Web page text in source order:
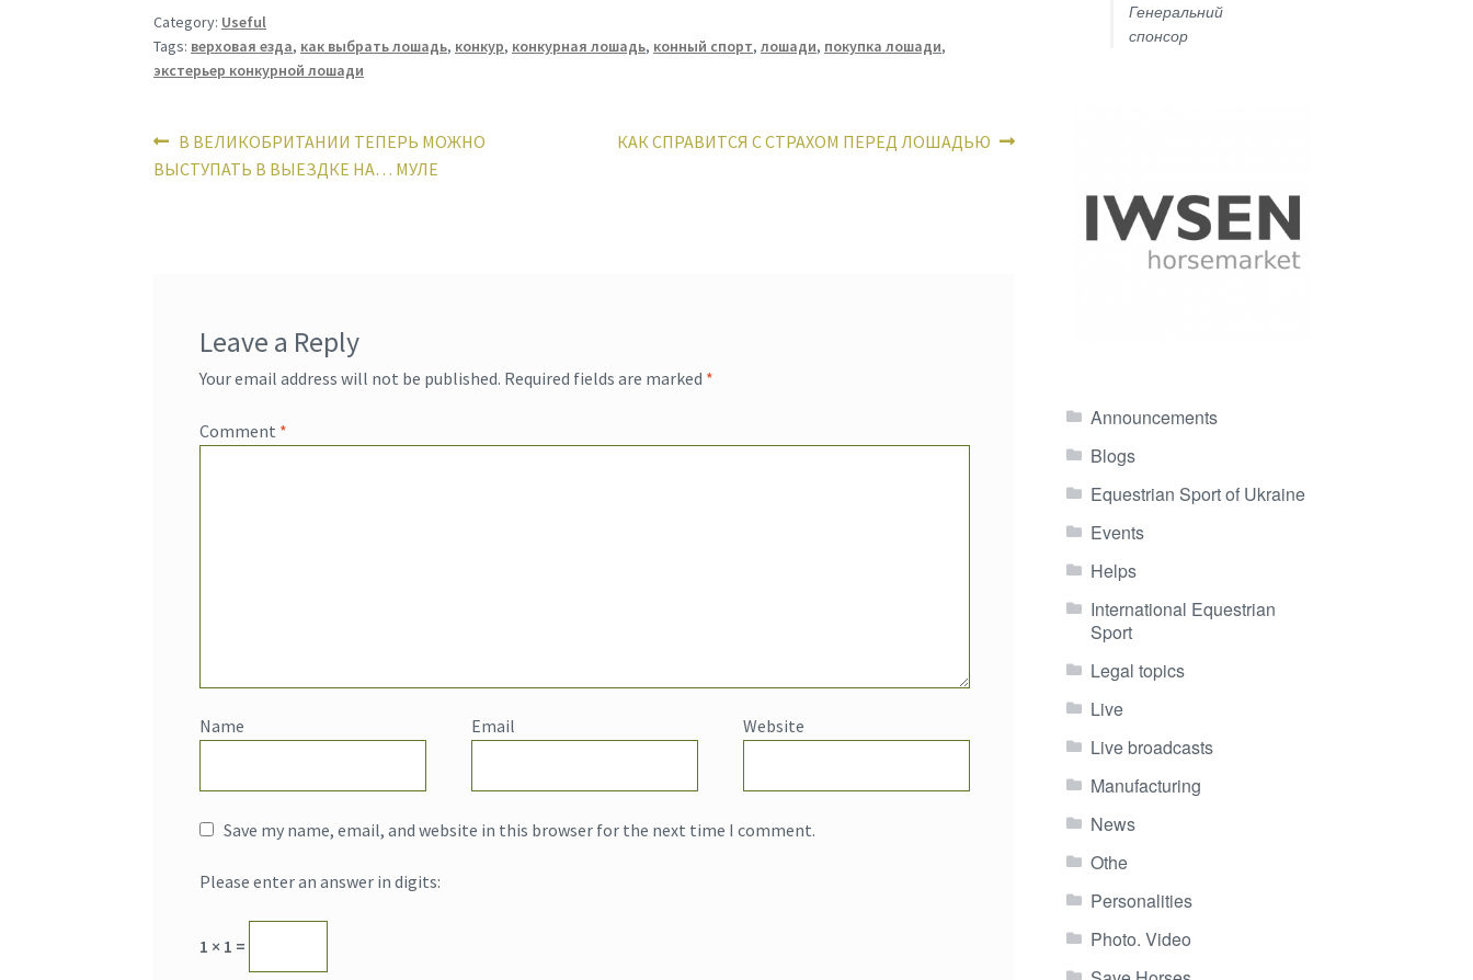
Category: Useful
Tags: верховая езда, как выбрать лошадь, конкур, конкурная лошадь, конный спорт,лошади, покупка лошади,
экстерьер конкурной лошади
Post
navigation
Previous
post:
В ВЕЛИКОБРИТАНИИ ТЕПЕРЬ МОЖНО
ВЫСТУПАТЬ В ВЫЕЗДКЕ НА… МУЛЕ
Next
КАК СПРАВИТСЯ С СТРАХОМ ПЕРЕД ЛОШАДЬЮ
Leave a Reply
Your email address will not be published. Required fields are marked *
Comment *
Name Email Website
Save my name, email, and website in this browser for the next time I comment.
Please enter an answer in digits:
1 × 1 =
Генеральний
спонсор
Announcements
Blogs
Equestrian Sport of Ukraine
Events
Helps
International Equestrian
Sport
Legal topics
Live
Live broadcasts
Manufacturing
News
Othe
Personalities
Photo. Video